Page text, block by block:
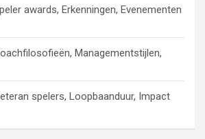
awards, Erkenningen, Evenementen
Managementstijlen,
spelers, Loopbaanduur, Impact